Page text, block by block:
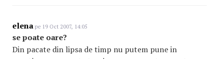
elena pe 19 Oct 2007, 14:05
se poate oare?
Din pacate din lipsa de timp nu putem pune in